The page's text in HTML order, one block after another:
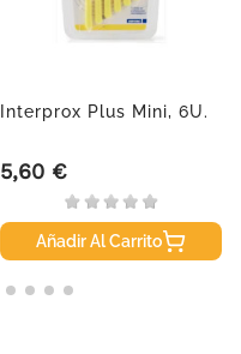
Interprox Plus Mini, 6U.
Precio
5,60 €
Añadir Al Carrito